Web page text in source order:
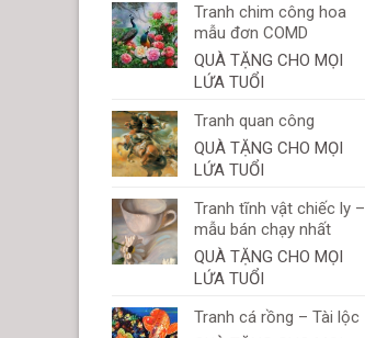
Tranh chim công hoa
mẫu đơn COMD
QUÀ TẶNG CHO MỌI
LỨA TUỔI
Tranh quan công
QUÀ TẶNG CHO MỌI
LỨA TUỔI
Tranh tĩnh vật chiếc ly –
mẫu bán chạy nhất
QUÀ TẶNG CHO MỌI
LỨA TUỔI
Tranh cá rồng – Tài lộc